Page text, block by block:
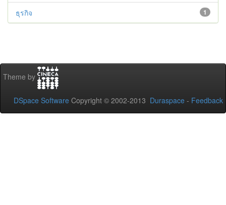
1
ธุรกิจ
Theme by
DSpace Software Copyright © 2002-2013 Duraspace - Feedback